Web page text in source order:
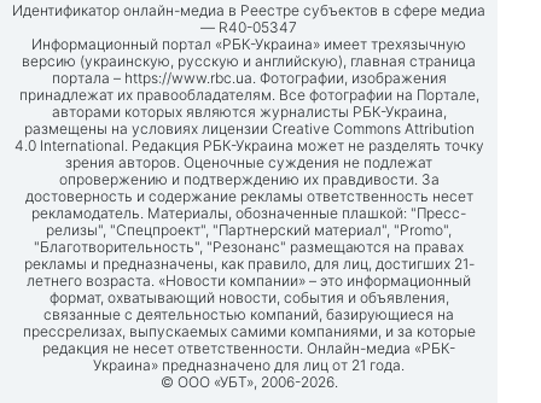
Идентификатор онлайн-медиа в Реестре субъектов в сфере медиа
— R40-05347
Информационный портал «РБК-Украина» имеет трехязычную
версию (украинскую, русскую и английскую), главная страница
портала – https://www.rbc.ua. Фотографии, изображения
принадлежат их правообладателям. Все фотографии на Портале,
авторами которых являются журналисты РБК-Украина,
размещены на условиях лицензии Creative Commons Attribution
4.0 International. Редакция РБК-Украина может не разделять точку
зрения авторов. Оценочные суждения не подлежат
опровержению и подтверждению их правдивости. За
достоверность и содержание рекламы ответственность несет
рекламодатель. Материалы, обозначенные плашкой: "Пресс-
релизы", "Спецпроект", "Партнерский материал", "Promo",
"Благотворительность", "Резонанс" размещаются на правах
рекламы и предназначены, как правило, для лиц, достигших 21-
летнего возраста. «Новости компании» – это информационный
формат, охватывающий новости, события и объявления,
связанные с деятельностью компаний, базирующиеся на
прессрелизах, выпускаемых самими компаниями, и за которые
редакция не несет ответственности. Онлайн-медиа «РБК-
Украина» предназначено для лиц от 21 года.
© ООО «УБТ», 2006-2026.